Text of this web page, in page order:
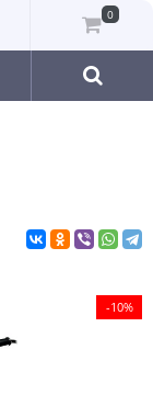
0
-10%